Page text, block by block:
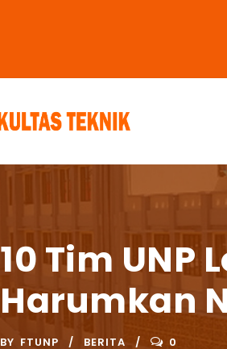
10 Tim UNP
Harumkan
BY FTUNP BERITA 0